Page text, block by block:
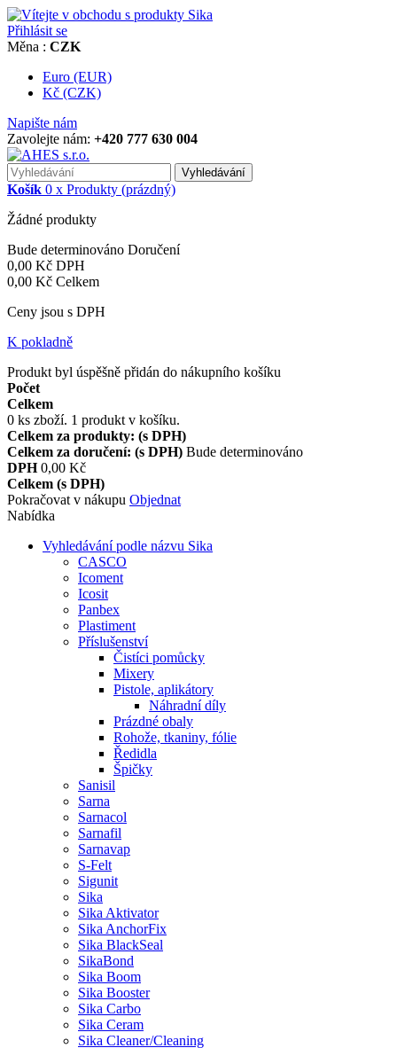
Přihlásit se
Měna : CZK
Euro (EUR)
Kč (CZK)
Napište nám
Zavolejte nám: +420 777 630 004
Vyhledávání
Košík 0 x Produkty (prázdný)
Žádné produkty
Bude determinováno Doručení
0,00 Kč DPH
0,00 Kč Celkem
Ceny jsou s DPH
K pokladně
Produkt byl úspěšně přidán do nákupního košíku
Počet
Celkem
0 ks zboží. 1 produkt v košíku.
Celkem za produkty: (s DPH)
Celkem za doručení: (s DPH) Bude determinováno
DPH 0,00 Kč
Celkem (s DPH)
Pokračovat v nákupu Objednat
Nabídka
Vyhledávání podle názvu Sika
CASCO
Icoment
Icosit
Panbex
Plastiment
Příslušenství
Čistíci pomůcky
Mixery
Pistole, aplikátory
Náhradní díly
Prázdné obaly
Rohože, tkaniny, fólie
Ředidla
Špičky
Sanisil
Sarna
Sarnacol
Sarnafil
Sarnavap
S-Felt
Sigunit
Sika
Sika Aktivator
Sika AnchorFix
Sika BlackSeal
SikaBond
Sika Boom
Sika Booster
Sika Carbo
Sika Ceram
Sika Cleaner/Cleaning